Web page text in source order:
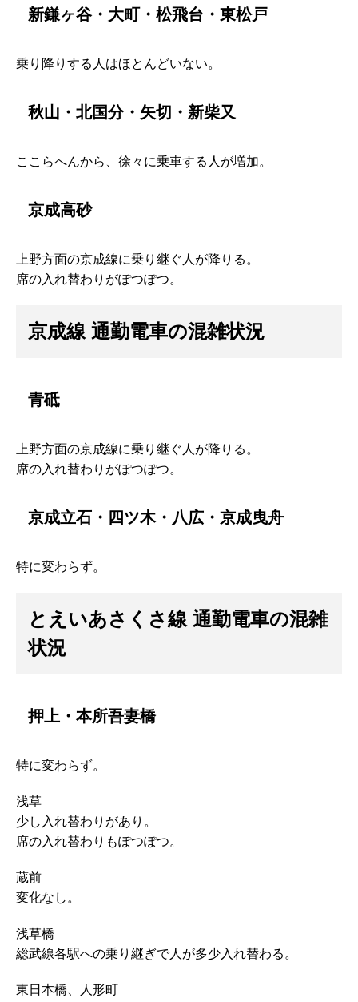
新鎌ヶ谷・大町・松飛台・東松戸
乗り降りする人はほとんどいない。
秋山・北国分・矢切・新柴又
ここらへんから、徐々に乗車する人が増加。
京成高砂
上野方面の京成線に乗り継ぐ人が降りる。
席の入れ替わりがぽつぽつ。
京成線 通勤電車の混雑状況
青砥
上野方面の京成線に乗り継ぐ人が降りる。
席の入れ替わりがぽつぽつ。
京成立石・四ツ木・八広・京成曳舟
特に変わらず。
とえいあさくさ線 通勤電車の混雑
状況
押上・本所吾妻橋
特に変わらず。
浅草
少し入れ替わりがあり。
席の入れ替わりもぽつぽつ。
蔵前
変化なし。
浅草橋
総武線各駅への乗り継ぎで人が多少入れ替わる。
東日本橋、人形町